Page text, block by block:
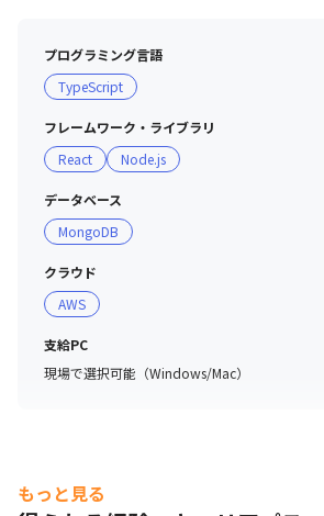
シティな環境です。
■エンジニアチームのコミュニケーシ
・毎日30分のミーティングで雑談や困
会の実施
・バーチャルオフィス「Gather」の活用
・事業部ミーティング
・メンバーによる勉強会の実施
フラットな組織で提案や相談を気軽に
環境です。
プログラミング言語
TypeScript
フレームワーク・ライブラリ
React
Node.js
データベース
MongoDB
クラウド
AWS
支給PC
現場で選択可能（Windows/Mac）
もっと見る